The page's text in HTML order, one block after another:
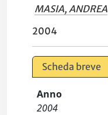
MASIA, ANDREA
2004
Scheda breve
Anno
2004